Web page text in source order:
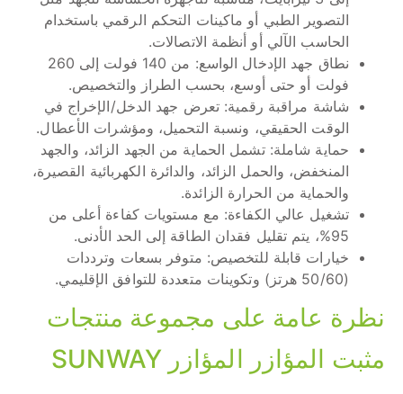
التصوير الطبي أو ماكينات التحكم الرقمي باستخدام
الحاسب الآلي أو أنظمة الاتصالات.
نطاق جهد الإدخال الواسع: من 140 فولت إلى 260
فولت أو حتى أوسع، بحسب الطراز والتخصيص.
شاشة مراقبة رقمية: تعرض جهد الدخل/الإخراج في
الوقت الحقيقي، ونسبة التحميل، ومؤشرات الأعطال.
حماية شاملة: تشمل الحماية من الجهد الزائد، والجهد
المنخفض، والحمل الزائد، والدائرة الكهربائية القصيرة،
والحماية من الحرارة الزائدة.
تشغيل عالي الكفاءة: مع مستويات كفاءة أعلى من
95%، يتم تقليل فقدان الطاقة إلى الحد الأدنى.
خيارات قابلة للتخصيص: متوفر بسعات وترددات
(50/60 هرتز) وتكوينات متعددة للتوافق الإقليمي.
نظرة عامة على مجموعة منتجات
مثبت المؤازر المؤازر SUNWAY